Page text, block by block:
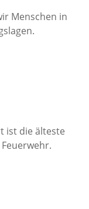
Menschen in
ist die älteste